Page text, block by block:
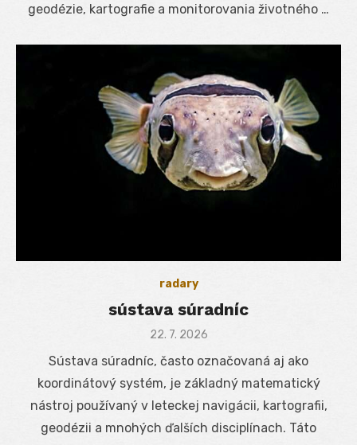
geodézie, kartografie a monitorovania životného …
radary
sústava súradníc
Posted
22. 7. 2026
Sústava súradníc, často označovaná aj ako
koordinátový systém, je základný matematický
nástroj používaný v leteckej navigácii, kartografii,
geodézii a mnohých ďalších disciplínach. Táto